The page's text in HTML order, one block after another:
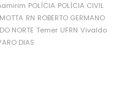
POLÍCIA POLÍCIA CIVIL
RN ROBERTO GERMANO
NORTE Temer UFRN Vivaldo
DIAS